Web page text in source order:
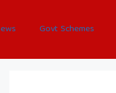
Govt Schemes